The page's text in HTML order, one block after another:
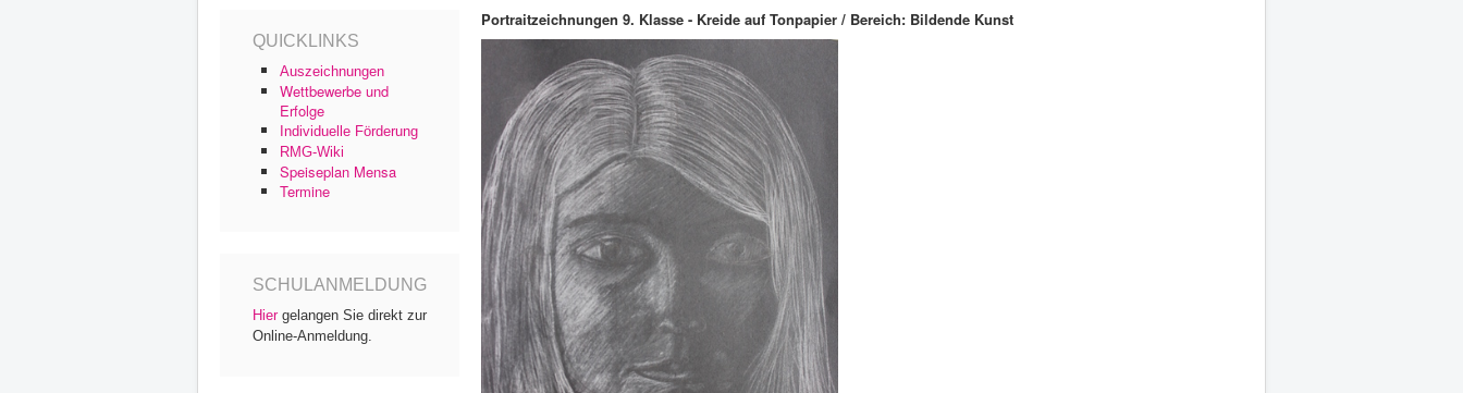
QUICKLINKS
Auszeichnungen
Wettbewerbe und
Erfolge
Individuelle Förderung
RMG-Wiki
Speiseplan Mensa
Termine
SCHULANMELDUNG
Hiergelangen Sie direkt zur
Online-Anmeldung.
Portraitzeichnungen 9. Klasse - Kreide auf Tonpapier / Bereich: Bildende Kunst